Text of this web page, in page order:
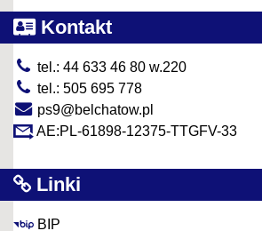
Kontakt
tel.: 44 633 46 80 w.220
tel.: 505 695 778
ps9@belchatow.pl
AE:PL-61898-12375-TTGFV-33
Linki
BIP